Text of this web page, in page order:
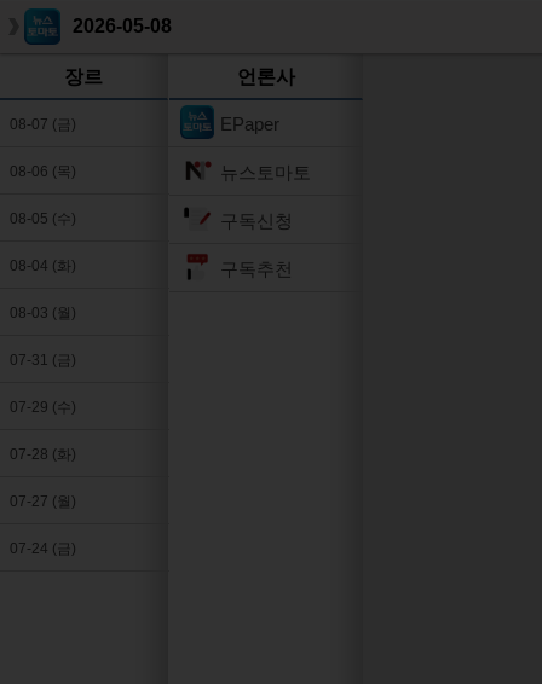
2026-05-08
장르
08-07 (금)
08-06 (목)
08-05 (수)
08-04 (화)
08-03 (월)
07-31 (금)
07-29 (수)
07-28 (화)
07-27 (월)
07-24 (금)
언론사
EPaper
뉴스토마토
구독신청
구독추천